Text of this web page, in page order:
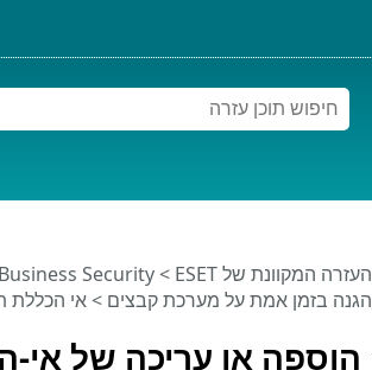
הוספה או עריכה של אי-
העזרה המקוונת של ESET >
Security
הגנה בזמן אמת על מערכת קבצים >אי הכללת